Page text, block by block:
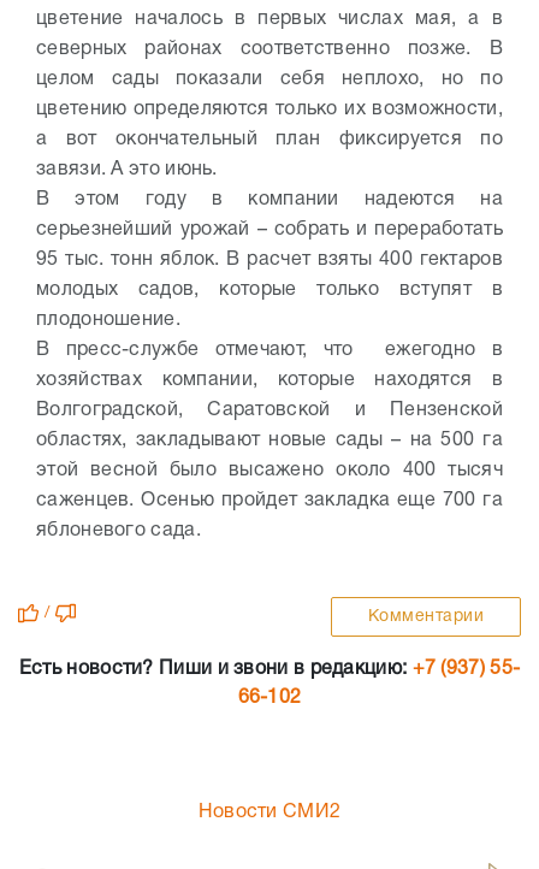
цветение началось в первых числах мая, а в
северных районах соответственно позже. В
целом сады показали себя неплохо, но по
цветению определяются только их возможности,
а вот окончательный план фиксируется по
завязи. А это июнь.
В этом году в компании надеются на
серьезнейший урожай – собрать и переработать
95 тыс. тонн яблок. В расчет взяты 400 гектаров
молодых садов, которые только вступят в
плодоношение.
В пресс-службе отмечают, что ежегодно в
хозяйствах компании, которые находятся в
Волгоградской, Саратовской и Пензенской
областях, закладывают новые сады – на 500 га
этой весной было высажено около 400 тысяч
саженцев. Осенью пройдет закладка еще 700 га
яблоневого сада.
/ Комментарии
Есть новости? Пиши и звони в редакцию: +7 (937) 55-
66-102
Новости СМИ2